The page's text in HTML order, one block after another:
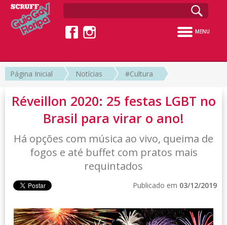
MENU
Página Inicial Notícias #Cultura
Réveillon 2020: 25 festas LGBT no
Brasil para virar o ano!
Há opções com música ao vivo, queima de
fogos e até buffet com pratos mais
requintados
Publicado em 03/12/2019